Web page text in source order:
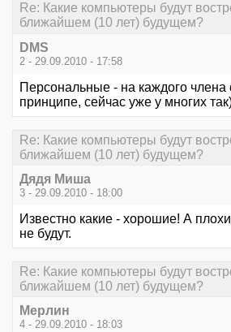
Re: Какие компьютеры будут
ближайшем (10 лет) будущем?
DMS
2 - 29.09.2010 - 17:58
Персональные - на каждого члена
принципе, сейчас уже у многих
Re: Какие компьютеры будут
ближайшем (10 лет) будущем?
Дядя Миша
3 - 29.09.2010 - 18:00
Известно какие - хорошие! А
не будут.
Re: Какие компьютеры будут
ближайшем (10 лет) будущем?
Мерлин
4 - 29.09.2010 - 18:03